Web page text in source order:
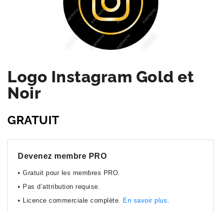
Logo Instagram Gold et
Noir
GRATUIT
Devenez membre PRO
• Gratuit pour les membres PRO.
• Pas d’attribution requise.
• Licence commerciale complète. En savoir plus.